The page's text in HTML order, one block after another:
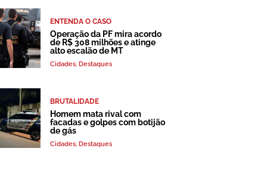
ENTENDA O CASO
Operação da PF mira acordo
de R$ 308 milhões e atinge
alto escalão de MT
Cidades, Destaques
BRUTALIDADE
Homem mata rival com
facadas e golpes com botijão
de gás
Cidades, Destaques